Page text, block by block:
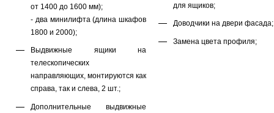
от 1400 до 1600 мм);
- два минилифта (длина шкафов
1800 и 2000);
Выдвижные ящики на
телескопических
направляющих, монтируются как
справа, так и слева, 2 шт.;
Дополнительные выдвижные
для ящиков;
Доводчики на двери фасада;
Замена цвета профиля;